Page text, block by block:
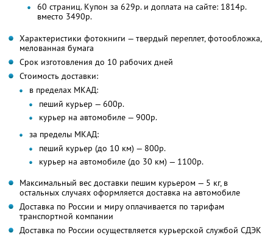
60 страниц. Купон за 629р. и доплата на сайте: 1814р.
вместо 3490р.
Характеристики фотокниги — твердый переплет, фотообложка,
мелованная бумага
Срок изготовления до 10 рабочих дней
Стоимость доставки:
в пределах МКАД:
пеший курьер — 600р.
курьер на автомобиле — 900р.
за пределы МКАД:
пеший курьер (до 10 км) — 800р.
курьер на автомобиле (до 30 км) — 1100р.
Максимальный вес доставки пешим курьером — 5 кг, в
остальных случаях оформляется доставка на автомобиле
Доставка по России и миру оплачивается по тарифам
транспортной компании
Доставка по России осуществляется курьерской службой СДЭК